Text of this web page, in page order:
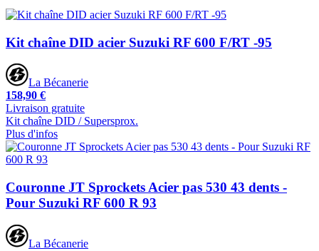
Kit chaîne DID acier Suzuki RF 600 F/RT -95
La Bécanerie
158,90 €
Livraison gratuite
Kit chaîne DID / Supersprox.
Plus d'infos
Couronne JT Sprockets Acier pas 530 43 dents -
Pour Suzuki RF 600 R 93
La Bécanerie